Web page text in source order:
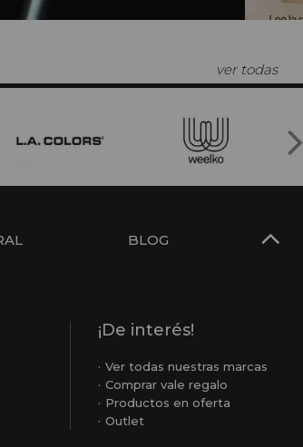
ver todas
BLOG
¡De interés!
Ver todas nuestras marcas
Comprar vale regalo
Productos en oferta
Outlet